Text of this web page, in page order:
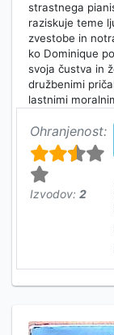
strastnega
raziskuje teme
zvestobe in
ko Dominique
svoja čustva in
družbenimi
lastnimi
Ohranjenost:
Izvodov: 2